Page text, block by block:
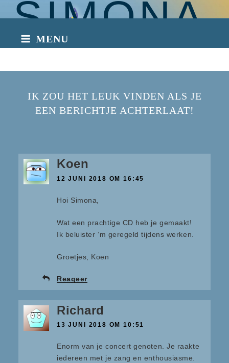
Naar
de
inhoud
springen
SIMONA
INTO THE
LIGHT
MENU
IK ZOU HET LEUK VINDEN ALS JE
EEN BERICHTJE ACHTERLAAT!
Koen
12 JUNI 2018 OM 16:45
Hoi Simona,
Wat een prachtige CD heb je gemaakt!
Ik beluister ‘m geregeld tijdens werken.
Groetjes, Koen
Reageer
Richard
13 JUNI 2018 OM 10:51
Enorm van je concert genoten. Je raakte
iedereen met je zang en enthousiasme.